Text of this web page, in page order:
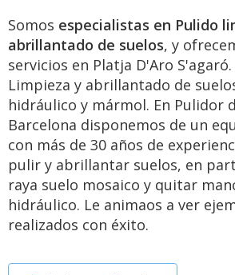
Somos especialistas en Pulido
abrillantado de suelos, y
servicios en Platja D'Aro S'agaró.
Limpieza y abrillantado de
hidráulico y mármol. En Pulidor
Barcelona disponemos de un
con más de 30 años de
pulir y abrillantar suelos, en
raya suelo mosaico y quitar
hidráulico. Le animaos a ver
realizados con éxito.